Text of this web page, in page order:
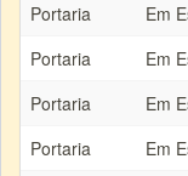
Portaria
Em
Portaria
Em
Portaria
Em
Portaria
Em